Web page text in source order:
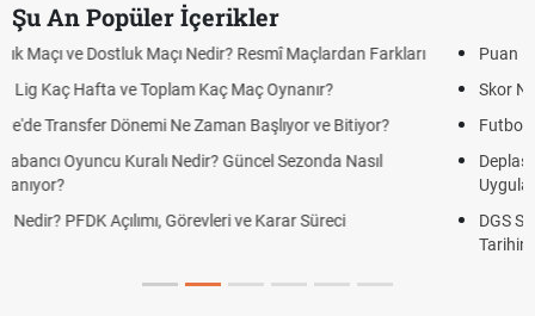
Şu An Popüler İçerikler
Puan Durumunda AG, OM ve Diğer Kısaltmalar Ne Anlama Gelir?
Skor Ne Demek? Sporda Skor ve Sonuç Kavramları
Futbol Nasıl Oynanır? Temel Futbol Kuralları
Deplasman Golü Kuralı Nedir? Hangi Organizasyonlarda
Uygulanıyor?
DGS Sonuçları Ne Zaman Açıklanacak 2026? ÖSYM Sonuç